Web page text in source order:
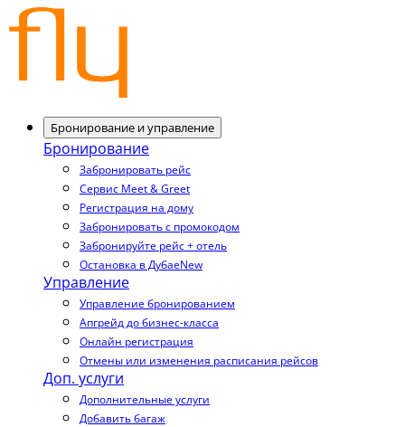
Бронирование и управление
Бронирование
Забронировать рейс
Сервис Meet & Greet
Регистрация на дому
Забронировать с промокодом
Забронируйте рейс + отель
Остановка в ДубаеNew
Управление
Управление бронированием
Апгрейд до бизнес-класса
Онлайн регистрация
Отмены или изменения расписания рейсов
Доп. услуги
Дополнительные услуги
Добавить багаж